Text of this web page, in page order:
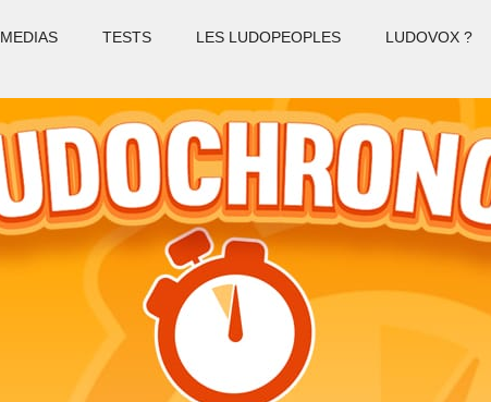
MEDIAS TESTS LES LUDOPEOPLES LUDOVOX ?